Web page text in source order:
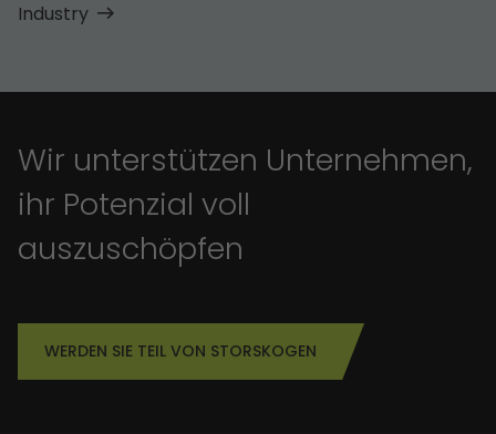
Industry
Wir unterstützen Unternehmen,
ihr Potenzial voll
auszuschöpfen
WERDEN SIE TEIL VON STORSKOGEN